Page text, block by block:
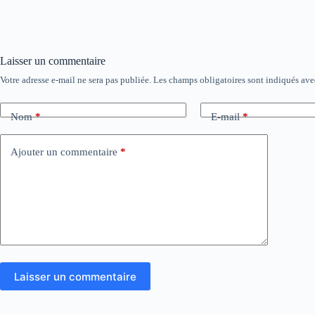
Laisser un commentaire
Votre adresse e-mail ne sera pas publiée. Les champs obligatoires sont indiqués
Nom* E-mail*
Ajouter un commentaire *
Laisser un commentaire